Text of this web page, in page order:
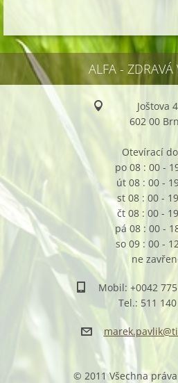
ALFA - ZDRAVÁ
Joštova 4
602 00
Otevírací
po 08 : 00 -
út 08 : 00 -
st 08 : 00 -
čt 08 : 00 -
pá 08 : 00 -
so 09 : 00 -
ne
Mobil: +0042
Tel.: 511
marek.pa
© 2011 Všechna